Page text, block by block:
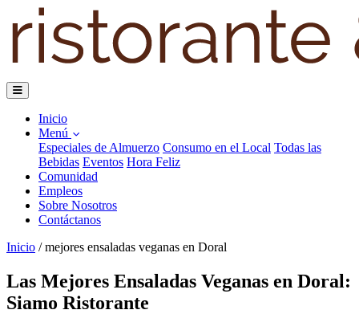
Inicio
Menú
Especiales de Almuerzo Consumo en el Local Todas las
Bebidas Eventos Hora Feliz
Comunidad
Empleos
Sobre Nosotros
Contáctanos
Inicio / mejores ensaladas veganas en Doral
Las Mejores Ensaladas Veganas en Doral:
Siamo Ristorante